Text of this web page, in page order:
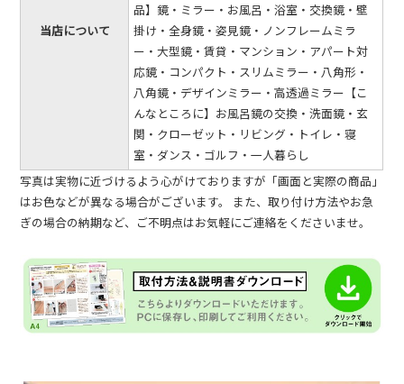
当店について
品】鏡・ミラー・お風呂・浴室・交換鏡・壁
掛け・全身鏡・姿見鏡・ノンフレームミラ
ー・大型鏡・賃貸・マンション・アパート対
応鏡・コンパクト・スリムミラー・八角形・
八角鏡・デザインミラー・高透過ミラー【こ
んなところに】お風呂鏡の交換・洗面鏡・玄
関・クローゼット・リビング・トイレ・寝
室・ダンス・ゴルフ・一人暮らし
写真は実物に近づけるよう心がけておりますが「画面と実際の商品」
はお色などが異なる場合がございます。 また、取り付け方法やお急
ぎの場合の納期など、ご不明点はお気軽にご連絡をくださいませ。